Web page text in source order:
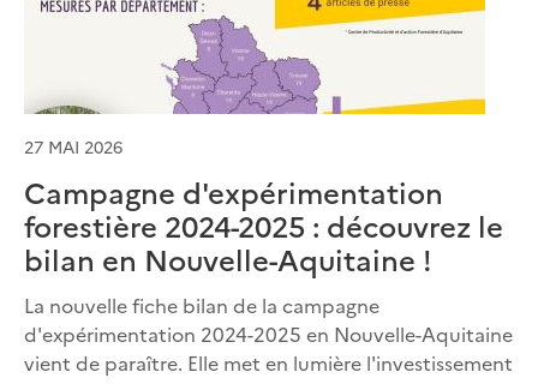
27 MAI 2026
Campagne d'expérimentation
forestière 2024-2025 : découvrez le
bilan en Nouvelle-Aquitaine !
La nouvelle fiche bilan de la campagne
d'expérimentation 2024-2025 en Nouvelle-Aquitaine
vient de paraître. Elle met en lumière l'investissement